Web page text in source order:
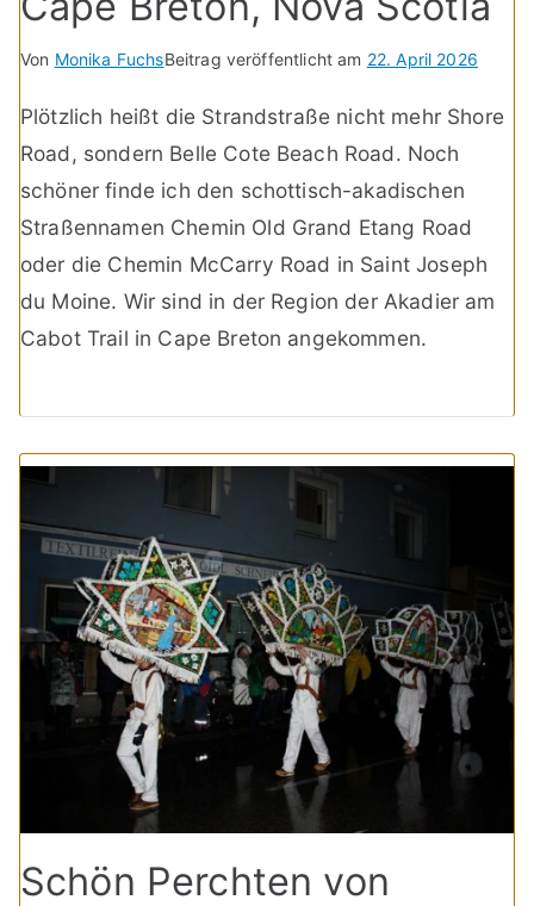
Von Monika FuchsBeitrag veröffentlicht am 22. April 2026
Plötzlich heißt die Strandstraße nicht mehr Shore
Road, sondern Belle Cote Beach Road. Noch
schöner finde ich den schottisch-akadischen
Straßennamen Chemin Old Grand Etang Road
oder die Chemin McCarry Road in Saint Joseph
du Moine. Wir sind in der Region der Akadier am
Cabot Trail in Cape Breton angekommen.
Schön Perchten von